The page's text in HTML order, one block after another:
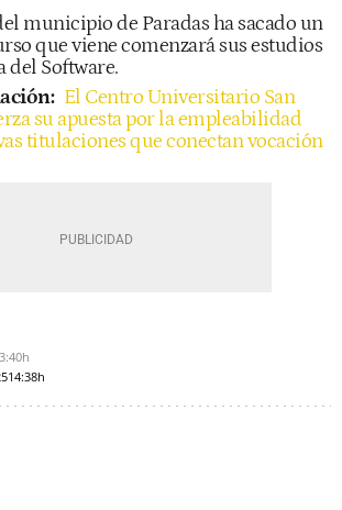
municipio de Paradas ha sacado un
que viene comenzará sus estudios
del Software.
El Centro Universitario San
su apuesta por la empleabilidad
titulaciones que conectan vocación
14:38h